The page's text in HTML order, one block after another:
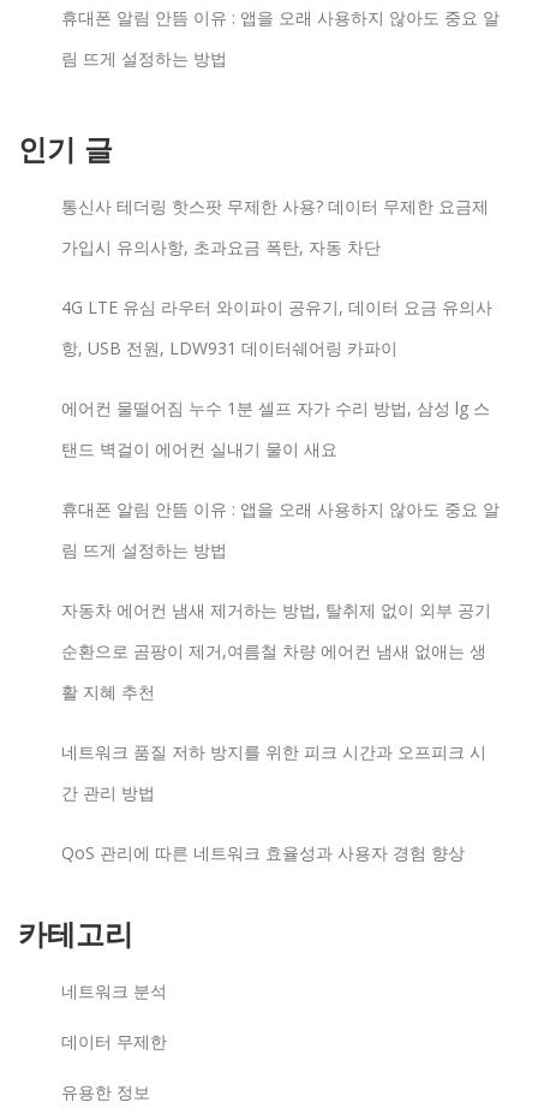
휴대폰 알림 안뜸 이유 : 앱을 오래 사용하지 않아도 중요 알
림 뜨게 설정하는 방법
인기 글
통신사 테더링 핫스팟 무제한 사용? 데이터 무제한 요금제
가입시 유의사항, 초과요금 폭탄, 자동 차단
4G LTE 유심 라우터 와이파이 공유기, 데이터 요금 유의사
항, USB 전원, LDW931 데이터쉐어링 카파이
에어컨 물떨어짐 누수 1분 셀프 자가 수리 방법, 삼성 lg 스
탠드 벽걸이 에어컨 실내기 물이 새요
휴대폰 알림 안뜸 이유 : 앱을 오래 사용하지 않아도 중요 알
림 뜨게 설정하는 방법
자동차 에어컨 냄새 제거하는 방법, 탈취제 없이 외부 공기
순환으로 곰팡이 제거,여름철 차량 에어컨 냄새 없애는 생
활 지혜 추천
네트워크 품질 저하 방지를 위한 피크 시간과 오프피크 시
간 관리 방법
QoS 관리에 따른 네트워크 효율성과 사용자 경험 향상
카테고리
네트워크 분석
데이터 무제한
유용한 정보